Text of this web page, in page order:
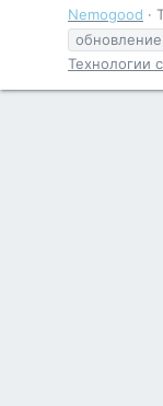
Nemogood
обновление
Технологии